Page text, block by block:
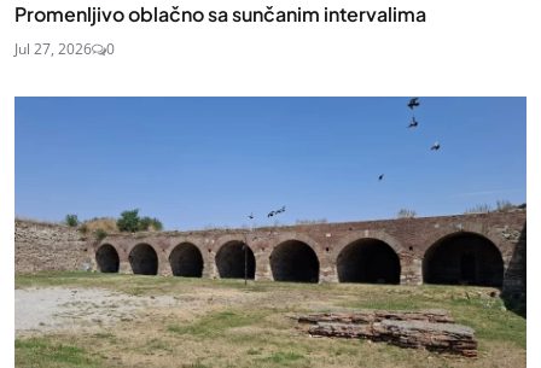
Promenljivo oblačno sa sunčanim intervalima
Jul 27, 2026 0